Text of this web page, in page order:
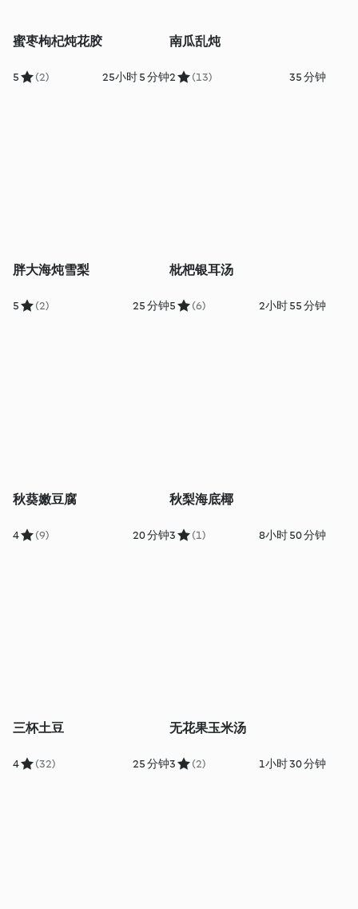
蜜枣枸杞炖花胶
5 (2) 25小时 5 分钟
南瓜乱炖
2 (13) 35 分钟
胖大海炖雪梨
5 (2) 25 分钟
枇杷银耳汤
5 (6) 2小时 55 分钟
秋葵嫩豆腐
4 (9) 20 分钟
秋梨海底椰
3 (1) 8小时 50 分钟
三杯土豆
4 (32) 25 分钟
无花果玉米汤
3 (2) 1小时 30 分钟